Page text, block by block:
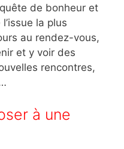
de bonheur et
la plus
au rendez-vous,
et y voir des
rencontres,
à une